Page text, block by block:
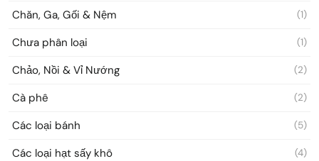
Chăn, Ga, Gối & Nệm (1)
Chưa phân loại (1)
Chảo, Nồi & Vỉ Nướng (2)
Cà phê (2)
Các loại bánh (5)
Các loại hạt sấy khô (4)